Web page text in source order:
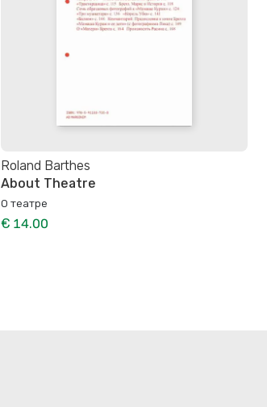
Roland Barthes
About Theatre
О театре
€ 14.00